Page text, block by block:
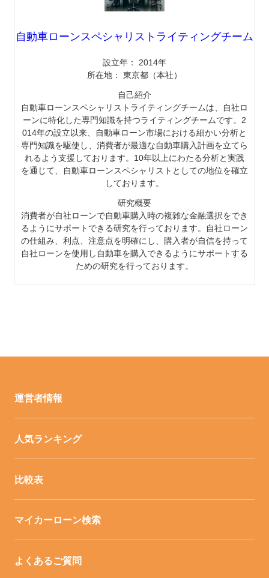
自動車ローンスペシャリストライティングチーム
設立年： 2014年
所在地： 東京都（本社）
自己紹介
自動車ローンスペシャリストライティングチームは、自社ロ
ーンに特化した専門知識を持つライティングチームです。2
014年の設立以来、自動車ローン市場における細かい分析と
専門知識を駆使し、消費者が最適な自動車購入計画を立てら
れるよう支援しております。10年以上にわたる分析と実践
を通じて、自動車ローンスペシャリストとしての地位を確立
しております。
研究概要
消費者が自社ローンで自動車購入時の複雑な金融選択をでき
るようにサポートできる研究を行っております。自社ローン
の仕組み、利点、注意点を明確にし、購入者が自信を持って
自社ローンを使用し自動車を購入できるようにサポートする
ための研究を行っております。
運営者情報
人気ランキング
比較表
マイカーローン検索
よくあるご質問